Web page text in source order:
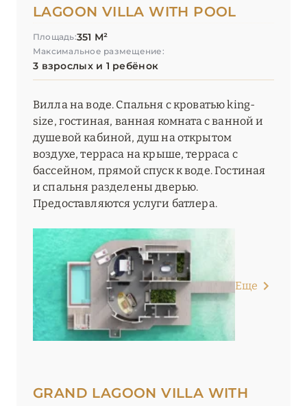
LAGOON VILLA WITH POOL
Площадь:351 М²
Максимальное размещение:
3 взрослых и 1 ребёнок
Вилла на воде. Спальня с кроватью king-
size, гостиная, ванная комната с ванной и
душевой кабиной, душ на открытом
воздухе, терраса на крыше, терраса с
бассейном, прямой спуск к воде. Гостиная
и спальня разделены дверью.
Предоставляются услуги батлера.
Еще
GRAND LAGOON VILLA WITH